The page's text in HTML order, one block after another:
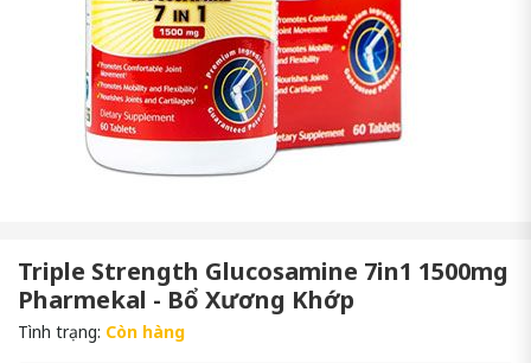
Triple Strength Glucosamine 7in1 1500mg
Pharmekal - Bổ Xương Khớp
Tình trạng: Còn hàng